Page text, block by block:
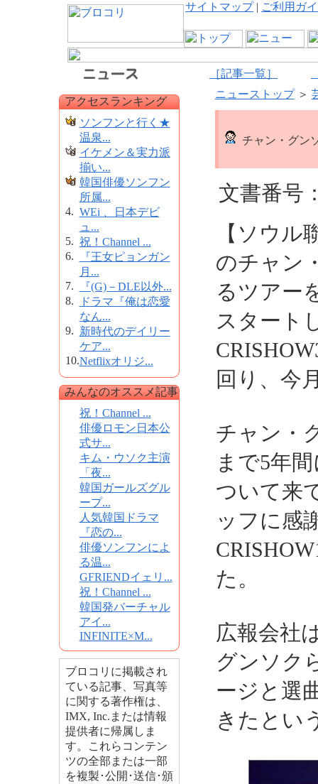
サイトマップ| ご利用ガ
［記事一覧］
アクセスランキング
ソンフンと行く★
温泉...
イケメン＆実力派
揃い...
韓国俳優ソンフン
所属...
4. WEi 、日本デビ
ュ...
5. 祝！Channel ...
6.
『王女ピョンガン
月...
7.
『(G)－DLE以外...
8.
ドラマ『俺は恋愛
なん...
9. 新時代のデイリー
ケア...
10.Netflixオリジ...
みんなのオススメ記事
祝！Channel ...
俳優ロモン日本公
式サ...
キム・ウソク主演
「夜...
韓国ガールズグル
ープ...
人気韓国ドラマ
『恋の...
俳優ソンフンによ
る温...
GFRIENDイェリ...
祝！Channel ...
韓国発バーチャル
アイ...
INFINITE×M...
ブロコリに掲載され
ている記事、写真等
に関する著作権は、
IMX, Inc.または情報
提供者に帰属しま
す。これらコンテン
ツの全部または一部
を複製･公開･送信･頒
ニューストップ＞
チャン・グン
文書番号
【ソウル
のチャン
るツアー
スタート
回り、今
チャン・
まで5年
ついて来
ッフに感
た。
広報会社
グンソク
ージと選
きたとい